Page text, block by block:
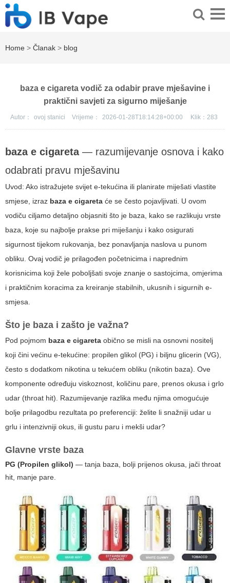
Home > Članak > blog
baza e cigareta vodič za odabir prave mješavine i
praktični savjeti za sigurno miješanje
Autor： ovoj stanici Vrijeme： 2026-01-28T18:14:28+00:00 Klik： 283
baza e cigareta— razumijevanje osnova i kako
odabrati pravu mješavinu
Uvod: Ako istražujete svijet e-tekućina ili planirate miješati vlastite
smjese, izraz baza e cigareta će se često pojavljivati. U ovom
vodiču ciljamo detaljno objasniti što je baza, kako se razlikuju vrste
baza, koje su najbolje prakse pri miješanju i kako osigurati
sigurnost tijekom rukovanja, bez ponavljanja naslova u punom
obliku. Ovaj vodič je prilagođen početnicima i naprednim
korisnicima koji žele poboljšati svoje znanje o sastojcima, omjerima
i praktičnim koracima za kreiranje stabilnih, ukusnih i sigurnih e-
smjesa.
Što je baza i zašto je važna?
Pod pojmom baza e cigareta obično se misli na osnovni nositelj
koji čini većinu e-tekućine: propilen glikol (PG) i biljnu glicerin (VG),
često s dodatkom nikotina u tekućem obliku (nikotin baza). Ove
komponente određuju viskoznost, količinu pare, prenos okusa i grlo
udar (throat hit). Razumijevanje razlika među njima omogućuje
bolje prilagodbu rezultata po preferenciji: želite li snažniji udar u
grlu i intenzivniji okus, ili gustu paru i mekši udar?
Glavne vrste baza
PG (Propilen glikol) — tanja baza, bolji prijenos okusa, jači throat
hit, manje pare.